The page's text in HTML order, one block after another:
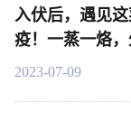
入伏后，遇见
疫！一蒸一烙，
2023-07-09